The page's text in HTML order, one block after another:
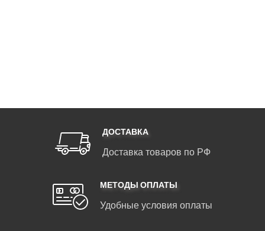
ДОСТАВКА
Доставка товаров по РФ
МЕТОДЫ ОПЛАТЫ
Удобные условия оплаты